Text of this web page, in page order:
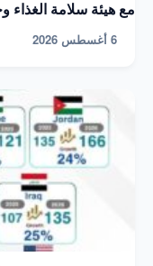
مع هيئة سلامة الغذاء
6 أغسطس 2026